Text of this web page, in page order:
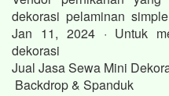
dekorasi pelaminan
Jan 11, 2024 · Untuk
dekorasi
Jual Jasa Sewa Mini
Backdrop & Spanduk